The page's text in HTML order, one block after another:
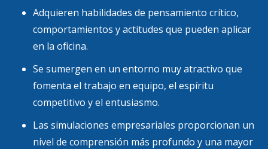
Adquieren habilidades de pensamiento crítico,
comportamientos y actitudes que pueden aplicar
en la oficina.
Se sumergen en un entorno muy atractivo que
fomenta el trabajo en equipo, el espíritu
competitivo y el entusiasmo.
Las simulaciones empresariales proporcionan un
nivel de comprensión más profundo y una mayor